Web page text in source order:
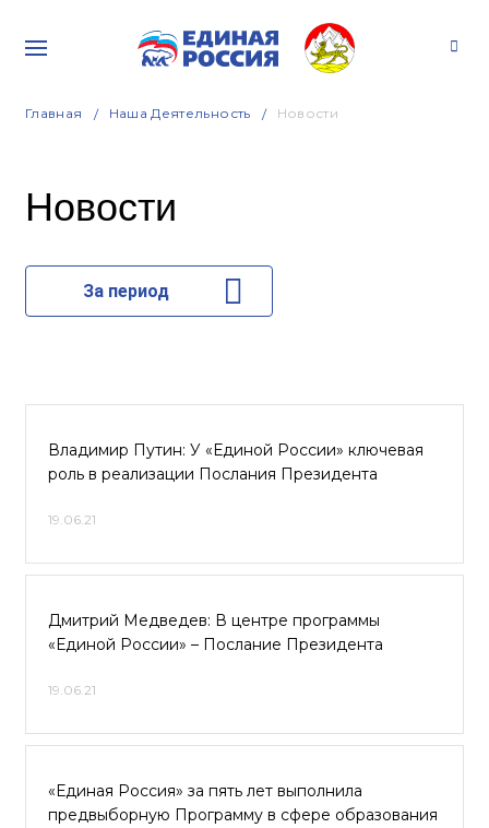
Главная Наша Деятельность Новости
Новости
За период
Владимир Путин: У «Единой России» ключевая
роль в реализации Послания Президента
19.06.21
Дмитрий Медведев: В центре программы
«Единой России» – Послание Президента
19.06.21
«Единая Россия» за пять лет выполнила
предвыборную Программу в сфере образования